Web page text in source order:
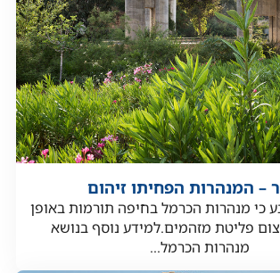
– המנהרות הפחיתו זיהום
כי מנהרות הכרמל בחיפה תורמות באופן
פליטת מזהמים.למידע נוסף בנושא
מנהרות הכרמל...